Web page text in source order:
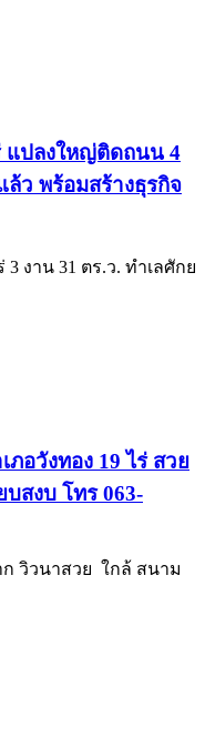
แปลงใหญ่ติดถนน 4
ล้ว พร้อมสร้างธุรกิจ
งาน 31 ตร.ว. ทำเลศักย
อวังทอง 19 ไร่ สวย
สงบ โทร 063-
วิวนาสวย ใกล้ สนาม